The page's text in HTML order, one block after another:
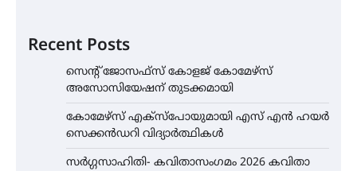
Recent Posts
സെന്റ് ജോസഫ്സ് കോളജ് കോമേഴ്‌സ്
അസോസിയേഷന് തുടക്കമായി
കോമേഴ്സ് എക്സ്പോയുമായി എസ് എൻ ഹയർ
സെക്കൻഡറി വിദ്യാർത്ഥികൾ
സർഗ്ഗസാഹിതി- കവിതാസംഗമം 2026 കവിതാ